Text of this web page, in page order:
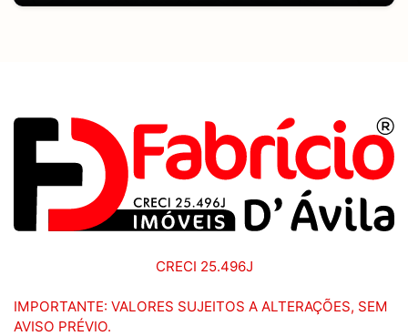
CRECI 25.496J
IMPORTANTE: VALORES SUJEITOS A ALTERAÇÕES, SEM
AVISO PRÉVIO.